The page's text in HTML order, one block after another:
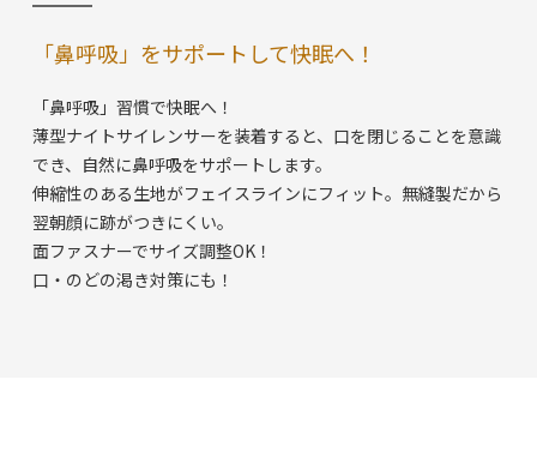
「鼻呼吸」をサポートして快眠へ！
「鼻呼吸」習慣で快眠へ！
薄型ナイトサイレンサーを装着すると、口を閉じることを意識
でき、自然に鼻呼吸をサポートします。
伸縮性のある生地がフェイスラインにフィット。無縫製だから
翌朝顔に跡がつきにくい。
面ファスナーでサイズ調整OK！
口・のどの渇き対策にも！